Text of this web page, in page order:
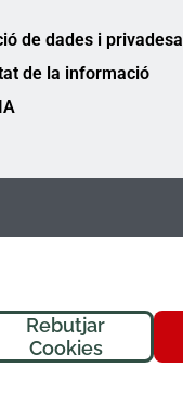
Rebutjar
Cookies
de dades i privadesa
de la informació